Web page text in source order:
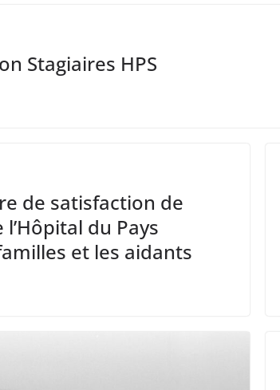
Stagiaires HPS
de satisfaction de
l’Hôpital du Pays
et les aidants